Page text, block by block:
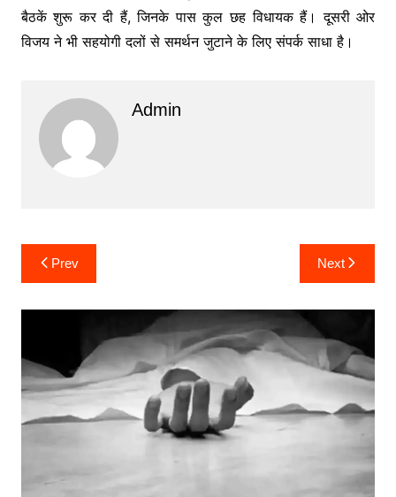
बैठकें शुरू कर दी हैं, जिनके पास कुल छह विधायक हैं। दूसरी ओर
विजय ने भी सहयोगी दलों से समर्थन जुटाने के लिए संपर्क साधा है।
Admin
Post
navigation
Prev Next